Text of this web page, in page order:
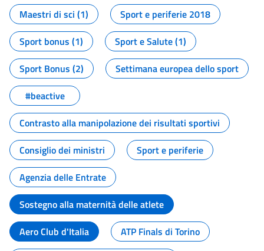
Maestri di sci (1)
Sport e periferie 2018
Sport bonus (1)
Sport e Salute (1)
Sport Bonus (2)
Settimana europea dello sport
#beactive
Contrasto alla manipolazione dei risultati sportivi
Consiglio dei ministri
Sport e periferie
Agenzia delle Entrate
Sostegno alla maternità delle atlete
Aero Club d'Italia
ATP Finals di Torino